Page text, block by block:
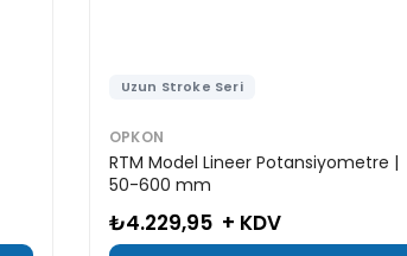
Uzun Stroke Seri
OPKON
RTM Model Lineer Potansiyometre |
50-600 mm
₺4.229,95 + KDV